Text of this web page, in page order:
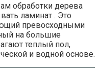
обработки дерева
ламинат . Это
превосходными
на большие
теплый пол,
и водной основе.